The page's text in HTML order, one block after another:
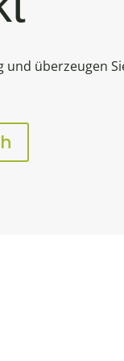
überzeugen